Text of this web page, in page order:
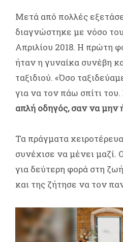
Μετά από πολλές
διαγνώστηκε με νόσο
Απριλίου 2018. Η πρώτη
ήταν η γυναίκα συνέβη
ταξιδιού. «Όσο
για να τον πάω σπίτι του.
απλή οδηγός, σαν να μην
Τα πράγματα
συνέχισε να μένει μαζί.
για δεύτερη φορά στη
και της ζήτησε να τον